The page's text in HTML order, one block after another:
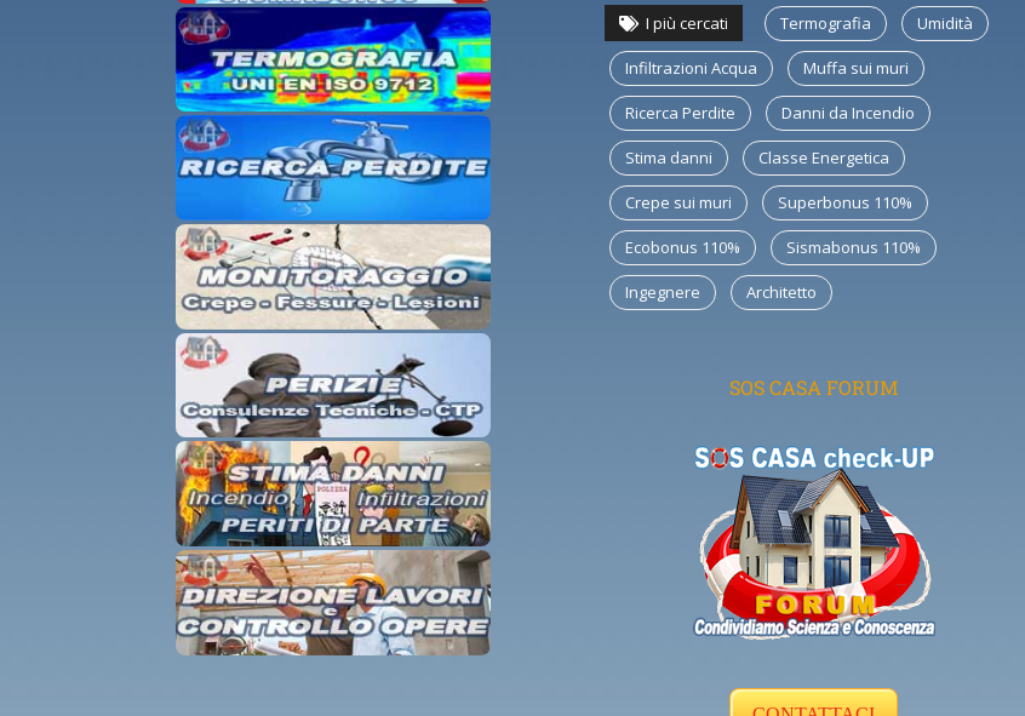
I più cercati Termografia Umidità
Infiltrazioni Acqua Muffa sui muri
Ricerca Perdite Danni da Incendio
Stima danni Classe Energetica
Crepe sui muri Superbonus 110%
Ecobonus 110% Sismabonus 110%
Ingegnere Architetto
SOS CASA FORUM